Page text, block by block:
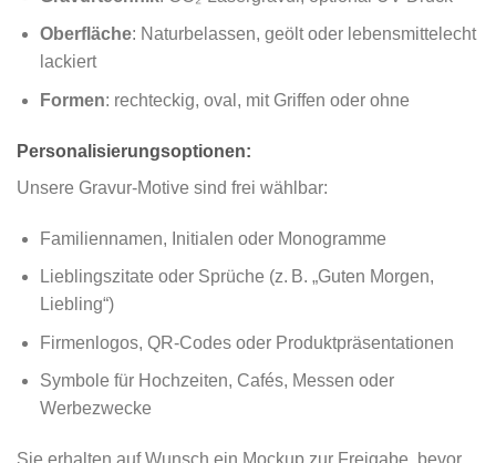
Oberfläche: Naturbelassen, geölt oder lebensmittelecht
lackiert
Formen: rechteckig, oval, mit Griffen oder ohne
Personalisierungsoptionen:
Unsere Gravur-Motive sind frei wählbar:
Familiennamen, Initialen oder Monogramme
Lieblingszitate oder Sprüche (z. B. „Guten Morgen,
Liebling“)
Firmenlogos, QR-Codes oder Produktpräsentationen
Symbole für Hochzeiten, Cafés, Messen oder
Werbezwecke